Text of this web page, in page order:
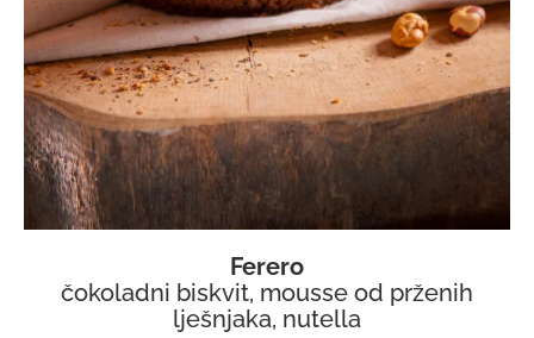
Ferero
čokoladni biskvit, mousse od prženih
lješnjaka, nutella